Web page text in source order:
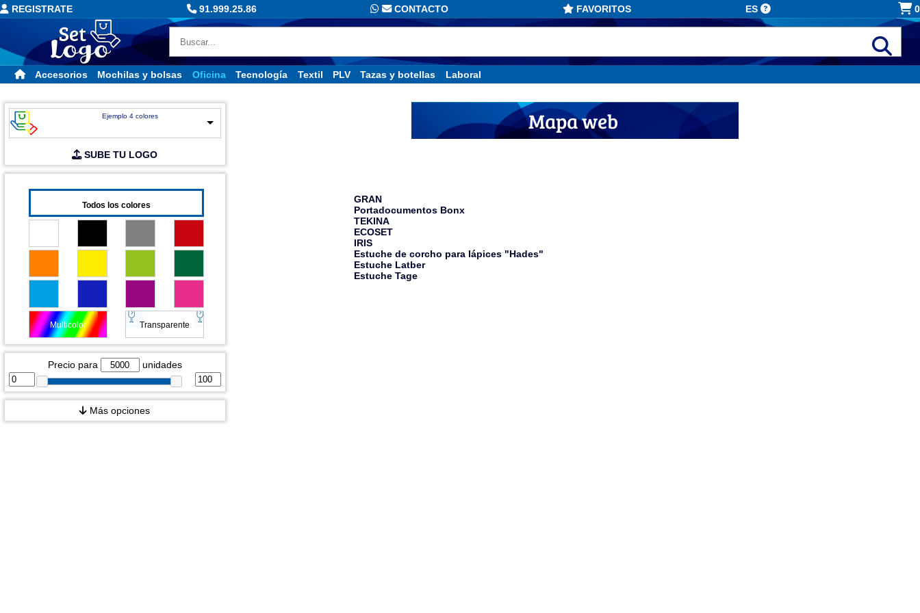
REGISTRATE 91.999.25.86 CONTACTO FAVORITOS ES 0
Accesorios Mochilas y bolsas Oficina Tecnología Textil PLV Tazas y botellas Laboral
Ejemplo 4 colores
SUBE TU LOGO
Todos los colores
Multicolor Transparente
Precio para unidades
Más opciones
Mapa web
GRAN
Portadocumentos Bonx
TEKINA
ECOSET
IRIS
Estuche de corcho para lápices "Hades"
Estuche Latber
Estuche Tage